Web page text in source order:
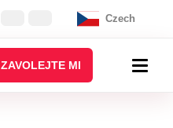
Czech
ZAVOLEJTE MI